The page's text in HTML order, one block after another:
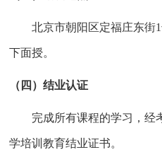
北京市朝阳区定福庄东街1
下面授。
（四）结业认证
完成所有课程的学习，经
学培训教育结业证书。